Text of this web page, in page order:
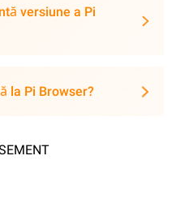
versiune a Pi
la Pi Browser?